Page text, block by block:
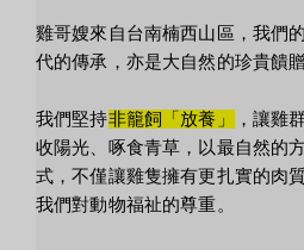
雞哥嫂來自台南楠西山區，我們
代的傳承，亦是大自然的珍貴饋贈
我們堅持非籠飼「放養」
，讓雞
收陽光、啄食青草，以最自然的
式，不僅讓雞隻擁有更扎實的肉
我們對動物福祉的尊重。